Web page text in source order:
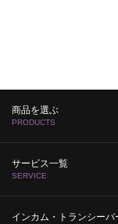
商品を選ぶ
PRODUCTS
サービス一覧
SERVICE
インカム・トランシー